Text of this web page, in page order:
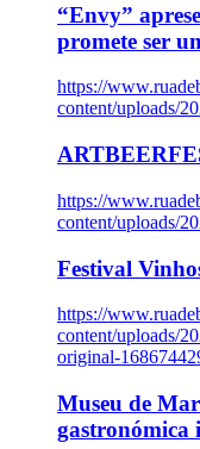
“Envy”
promete ser
https://
content/uploads/
https://
content/uploads/
Festival
https://
content/uploads/
original-
Museu de
gastronómica